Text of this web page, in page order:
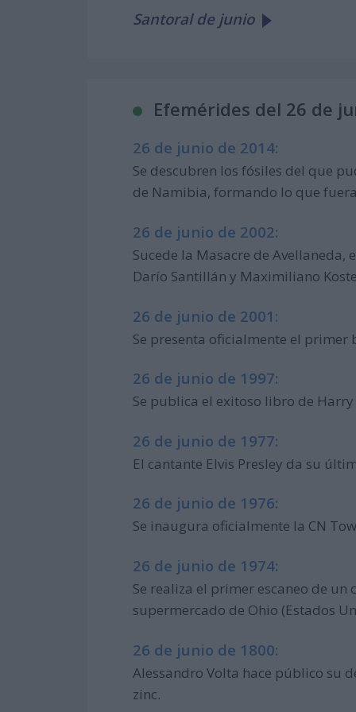
Santoral de junio
Efemérides del 26 de
26 de junio de 2014:
Se descubren los fósiles del que
de Namibia, formando lo que
26 de junio de 2002:
Sucede la Masacre de
Darío Santillán y Maximiliano
26 de junio de 2001:
Se presenta oficialmente el
26 de junio de 1997:
Se publica el exitoso libro de
26 de junio de 1977:
El cantante Elvis Presley da su
26 de junio de 1976:
Se inaugura oficialmente la CN
26 de junio de 1974:
Se realiza el primer escaneo de
supermercado de Ohio (Estados
26 de junio de 1800:
Alessandro Volta hace público su
zinc.